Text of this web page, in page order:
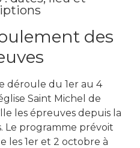
des
déroule du 1er au 4
Saint Michel de
les épreuves depuis la
Le programme prévoit
les 1er et 2 octobre à